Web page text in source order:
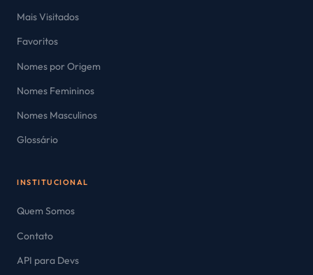
Mais Visitados
Favoritos
Nomes por Origem
Nomes Femininos
Nomes Masculinos
Glossário
INSTITUCIONAL
Quem Somos
Contato
API para Devs